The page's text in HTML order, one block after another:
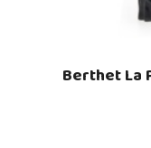
Berthet La